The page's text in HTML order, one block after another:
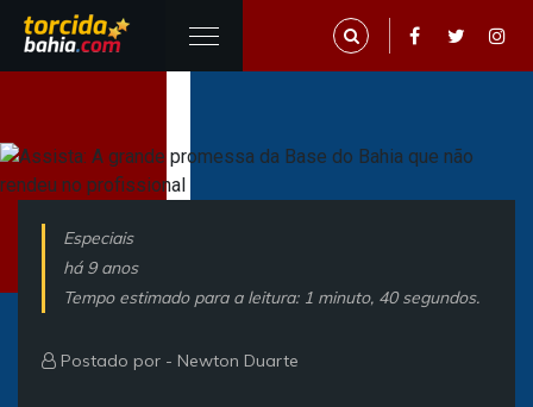
Especiais
há 9 anos
Tempo estimado para a leitura: 1 minuto, 40 segundos.
Postado por - Newton Duarte